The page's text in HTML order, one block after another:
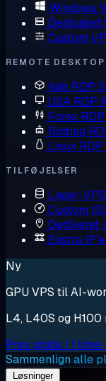
Windows
Dedicated
Custom
REMOTE DESKTOP
Køb RDP
USA RDP
Forex RDP
Botting
Linux RDP
TILFØJELSER
Lager-VPS
Custom
Dedikeret
Ekstra
Ny
GPU VPS til AI-
L4, L40S og
Prøv gratis i 1 time
Sammenlign alle
Løsninger